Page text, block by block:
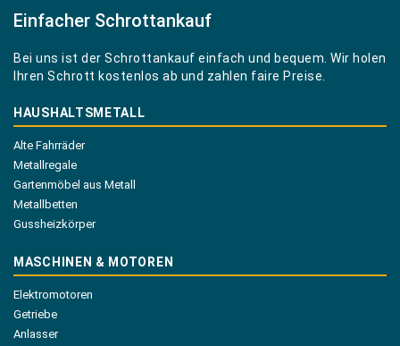
Einfacher Schrottankauf
Bei uns ist der Schrottankauf einfach und bequem. Wir holen
Ihren Schrott kostenlos ab und zahlen faire Preise.
HAUSHALTSMETALL
Alte Fahrräder
Metallregale
Gartenmöbel aus Metall
Metallbetten
Gussheizkörper
MASCHINEN & MOTOREN
Elektromotoren
Getriebe
Anlasser